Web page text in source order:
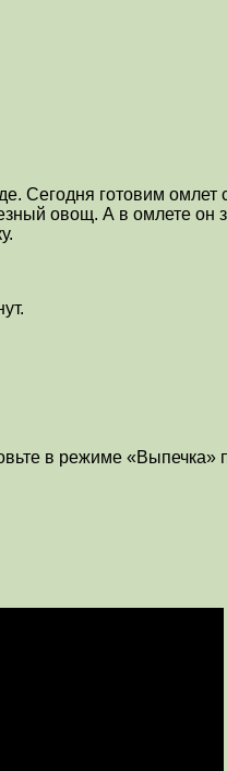
Сегодня готовим омлет
овощ. А в омлете он
в режиме «Выпечка»